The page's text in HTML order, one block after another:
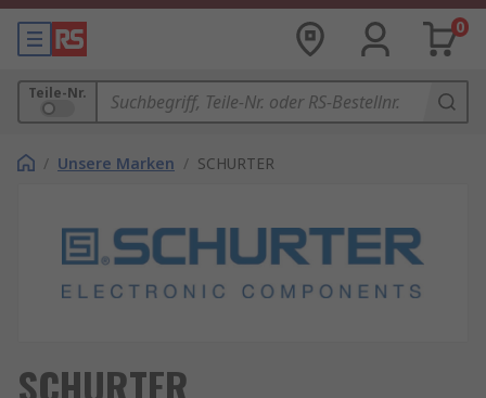
0
Teile-Nr.
/ Unsere Marken / SCHURTER
SCHURTER